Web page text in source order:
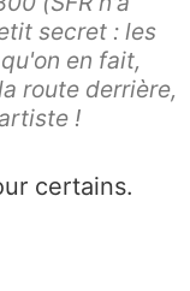
secret : les
en fait,
route derrière,
!
certains.